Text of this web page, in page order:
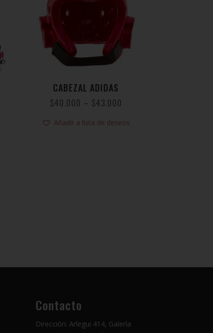
CABEZAL ADIDAS
$40.000 – $43.000
Añadir a lista de deseos
Contacto
Dirección: Arlegui 414, Galería